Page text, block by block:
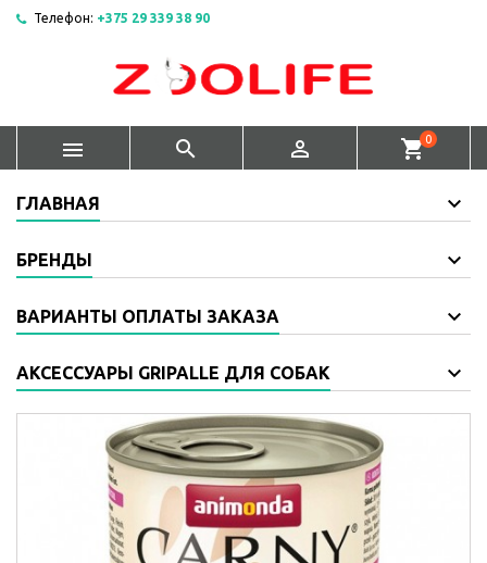
Телефон: +375 29 339 38 90
   shopping_cart0
ГЛАВНАЯ
БРЕНДЫ
ВАРИАНТЫ ОПЛАТЫ ЗАКАЗА
АКСЕССУАРЫ GRIPALLE ДЛЯ СОБАК